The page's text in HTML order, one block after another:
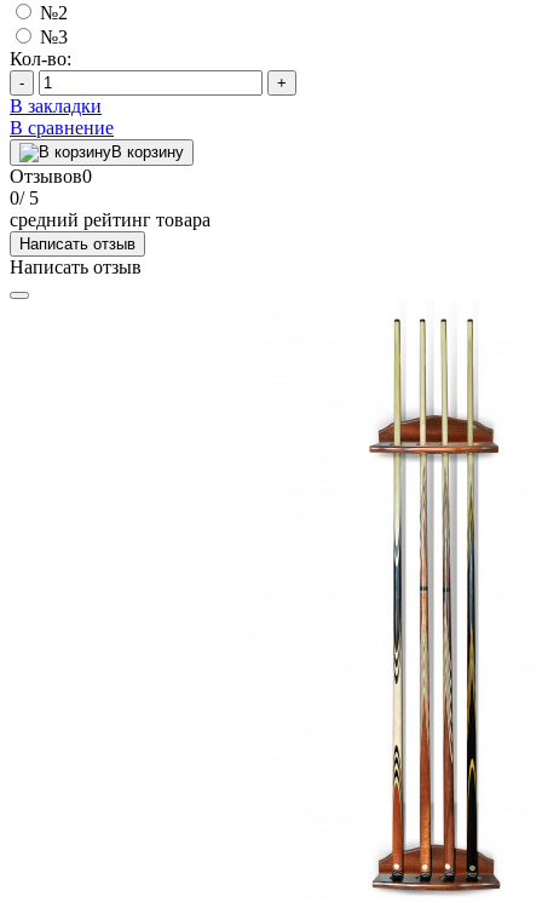
№2
№3
Кол-во:
- +
В закладки
В сравнение
В корзину
Отзывов0
0/ 5
средний рейтинг товара
Написать отзыв
Написать отзыв